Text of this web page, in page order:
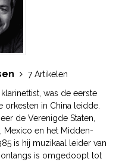
7 Artikelen
was de eerste
in China leidde.
de Verenigde Staten,
Mexico en het Midden-
is hij muzikaal leider van
onlangs is omgedoopt tot